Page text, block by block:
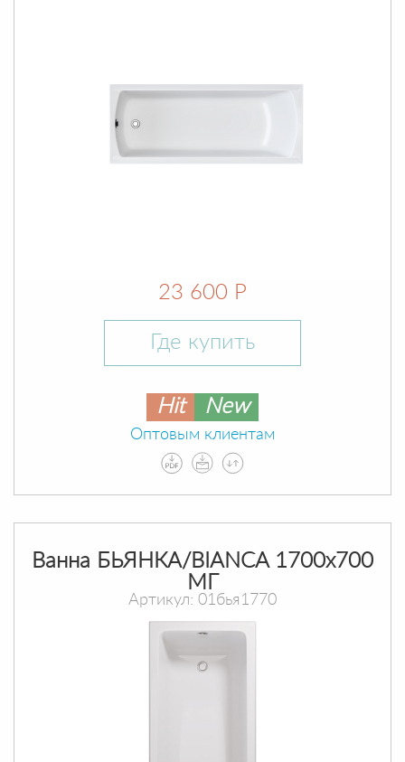
23 600 Р
Где купить
Hit New
Оптовым клиентам
Ванна БЬЯНКА/BIANCA 1700х700
МГ
Артикул: 01бья1770